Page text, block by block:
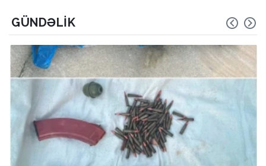
GÜNDƏLIK